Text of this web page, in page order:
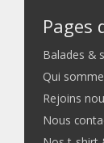
Pages
Balades &
Qui
Rejoins
Nous